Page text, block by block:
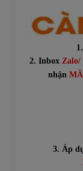
2. Inbox Zalo/
nhận
3. Áp